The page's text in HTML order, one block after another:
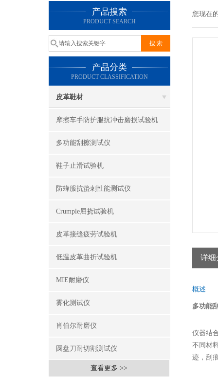
产品搜索
PRODUCT SEARCH
产品分类
PRODUCT CLASSIFICATION
皮革鞋材
摩擦车手防护服抗冲击磨损试验机
多功能刮擦测试仪
鞋子止滑试验机
防蜂服抗蛰刺性能测试仪
Crumple屈挠试验机
皮革接缝疲劳试验机
低温皮革曲折试验机
MIE耐磨仪
雾化测试仪
肖伯尔耐磨仪
圆盘刀耐切割测试仪
查看更多 >>
您现在
详细
概述
多功能
仪器结
不同材
迹，刮